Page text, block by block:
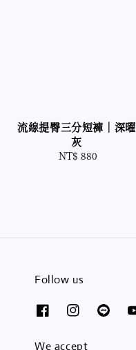
流線提臀三分短褲｜深曜
灰
Regular
NT$ 880
Follow us
We accept